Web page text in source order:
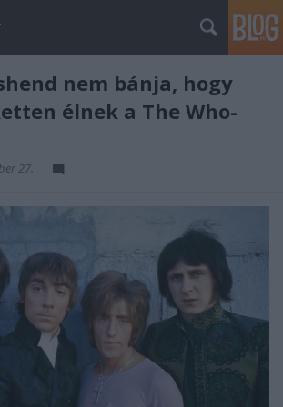
nem bánja, hogy
élnek a The Who-
27.